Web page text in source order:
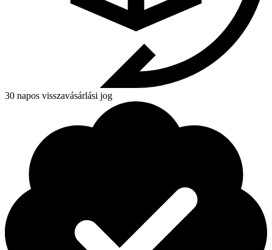
30 napos visszavásárlási jog